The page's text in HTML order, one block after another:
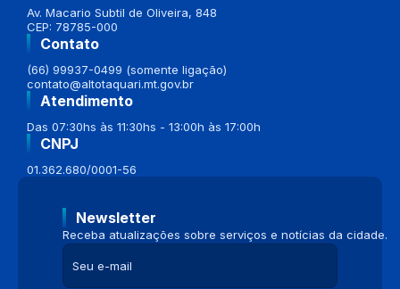
Av. Macario Subtil de Oliveira, 848
CEP: 78785-000
Contato
(66) 99937-0499 (somente ligação)
contato@altotaquari.mt.gov.br
Atendimento
Das 07:30hs às 11:30hs - 13:00h às 17:00h
CNPJ
01.362.680/0001-56
Newsletter
Receba atualizações sobre serviços e notícias da cidade.